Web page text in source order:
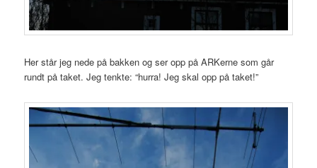
Her står jeg nede på bakken og ser opp på ARKerne som går
rundt på taket. Jeg tenkte: “hurra! Jeg skal opp på taket!”